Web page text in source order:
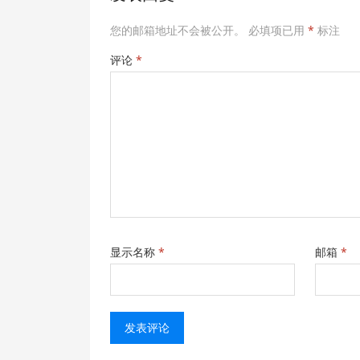
您的邮箱地址不会被公开。 必填项已用 * 标注
评论 *
显示名称 * 邮箱 *